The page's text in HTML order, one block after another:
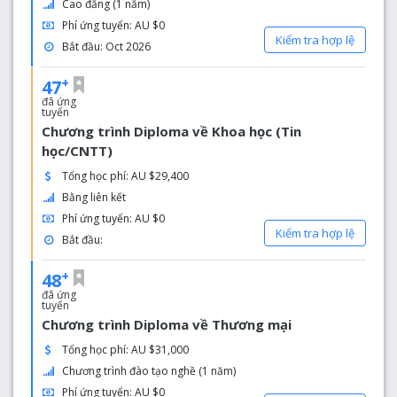
vực trung tâm cũng MIỄN PHÍ.
Có những trải nghiệm đích thực tại Úc: Bạn sẽ
có thể trải nghiệm văn hóa Úc khi chơi hoặc xem
bản địa hoặc khám phá một số cảnh quan đa dạng
nhất ở Úc.
Làm việc bán thời gian khi học tập
trình học, bạn sẽ có cơ hội làm việc bán thời gian tới
40 giờ mỗi hai tuần và toàn thời gian trong các ngày
nghỉ.
Cao đẳng (1 năm)
Phí ứng tuyển: AU $0
Bắt đầu: Oct 2026
Kiểm tra hợp lệ
47+
đã ứng
tuyển
Chương trình Diploma về Khoa học (Tin
học/CNTT)
Tổng học phí: AU $29,400
Bằng liên kết
Phí ứng tuyển: AU $0
Bắt đầu:
Kiểm tra hợp lệ
48+
đã ứng
tuyển
Chương trình Diploma về Thương mại
Tổng học phí: AU $31,000
Chương trình đào tạo nghề (1 năm)
Phí ứng tuyển: AU $0